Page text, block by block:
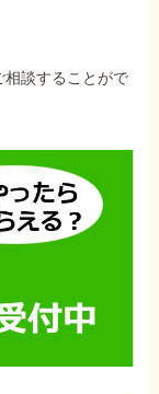
相談することがで